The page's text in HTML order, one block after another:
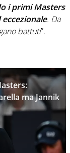
i primi Masters
eccezionale. Da
battuti”.
ma Jannik